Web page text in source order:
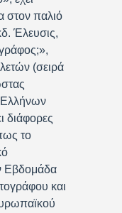
στον παλιό
Έλευσις,
(σειρά
Ελλήνων
διάφορες
το
Εβδομάδα
και